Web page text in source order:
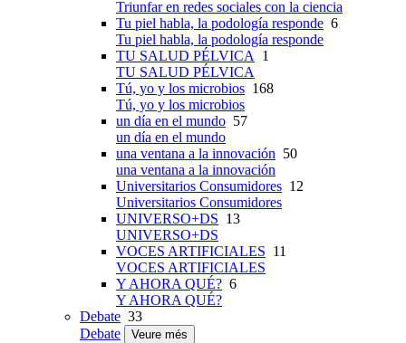
Triunfar en redes sociales con la ciencia
Tu piel habla, la podología responde 6
Tu piel habla, la podología responde
TU SALUD PÉLVICA 1
TU SALUD PÉLVICA
Tú, yo y los microbios 168
Tú, yo y los microbios
un día en el mundo 57
un día en el mundo
una ventana a la innovación 50
una ventana a la innovación
Universitarios Consumidores 12
Universitarios Consumidores
UNIVERSO+DS 13
UNIVERSO+DS
VOCES ARTIFICIALES 11
VOCES ARTIFICIALES
Y AHORA QUÉ? 6
Y AHORA QUÉ?
Debate 33
Debate
Veure més